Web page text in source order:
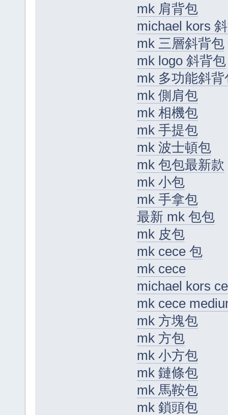
mk 肩背包
michael kors
mk 三層斜背包
mk logo 斜背包
mk 多功能斜背
mk 側肩包
mk 相機包
mk 手提包
mk 波士頓包
mk 包包最新款
mk 小包
mk 手拿包
最新 mk 包包
mk 皮包
mk cece 包
mk cece
michael kors
mk cece
mk 方塊包
mk 方包
mk 小方包
mk 鏈條包
mk 馬鞍包
mk 鎖頭包